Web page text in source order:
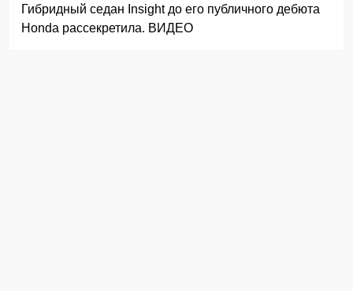
Гибридный седан Insight до его публичного дебюта
Honda рассекретила. ВИДЕО